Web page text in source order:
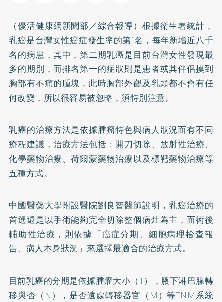
（優活健康網新聞部／綜合報導）根據衛生署統計，
乳癌是台灣女性癌症發生率的第1名，每年新增近八千
名的病患，其中，第二期乳癌是目前台灣女性發現最
多的期別，而排名第一的症狀則是患者或其伴侶摸到
胸部有不痛的腫塊，此時胸部外觀及乳頭都不會有任
何改變，所以很容易被忽略，須特別注意。
乳癌的治療方法是依據腫瘤特色與病人狀況而有不同
療程建議，治療方法包括：開刀切除、放射性治療、
化學藥物治療、荷爾蒙藥物治療以及標靶藥物治療等
五種方式。
中國醫藥大學附設醫院劉良智醫師說明，乳癌治療的
首選還是以手術能夠完全切除整個病灶為主，而術後
輔助性治療，則依據「癌症分期、細胞病理檢查報
告、病人本身狀況」來選擇最適合的治療方式。
目前乳癌的分期是依據腫瘤大小（T），腋下淋巴腺轉
移與否（N），是否遠處轉移器官（M）等TNM系統